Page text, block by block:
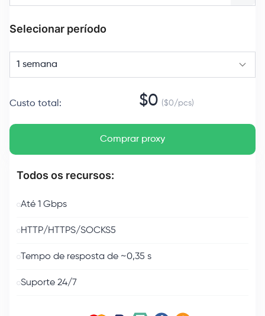
Selecionar período
1 semana
Custo total : $0 ($0/pcs)
Comprar proxy
Todos os recursos:
Até 1 Gbps
HTTP/HTTPS/SOCKS5
Tempo de resposta de ~0,35 s
Suporte 24/7